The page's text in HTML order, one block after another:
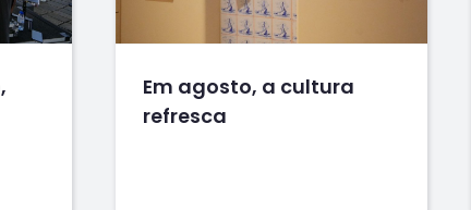
Em agosto, a cultura
refresca